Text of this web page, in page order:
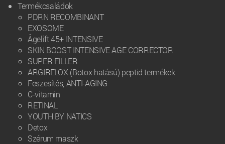
Termékcsaládok
PDRN RECOMBINANT
EXOSOME
Âgelift 45+ INTENSIVE
SKIN BOOST INTENSIVE AGE CORRECTOR
SUPER FILLER
ARGIRELOX (Botox hatású) peptid termékek
Feszesítés, ANTI-AGING
C-vitamin
RETINAL
YOUTH BY NATICS
Detox
Szérum maszk